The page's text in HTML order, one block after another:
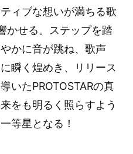
ィブな想いが満ちる歌
かせる。ステップを踏
かに音が跳ね、歌声
瞬く煌めき、リリース
いたPROTOSTARの真
をも明るく照らすよう
等星となる！